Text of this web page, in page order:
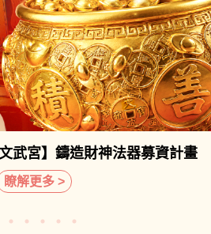
武宮】鑄造財神法器募資計畫
瞭解更多 >